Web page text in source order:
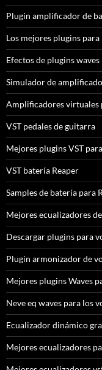
Plugin amplificador de
Los mejores plugins para
Efectos de plugins
Simulador de
Amplificadores virtuales
VST pedales de guitarra
Mejores plugins VST
VST batería Reaper
Samples de batería para
Mejores ecualizadores
Descargar plugins para
Plugin armonizador de
Mejores plugins Waves
Neve eq waves para los
Ecualizador dinámico
Mejores ecualizadores